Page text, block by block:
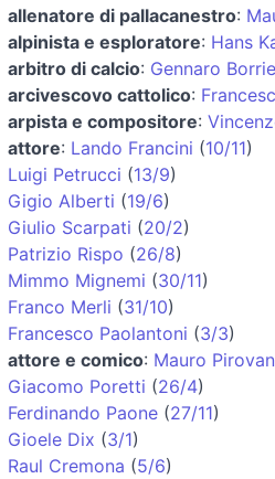
allenatore di pallacanestro:
alpinista e esploratore: Hans
arbitro di calcio: Gennaro
arcivescovo cattolico:
arpista e compositore:
attore: Lando Francini (10/11)
Luigi Petrucci (13/9)
Gigio Alberti (19/6)
Giulio Scarpati (20/2)
Patrizio Rispo (26/8)
Mimmo Mignemi (30/11)
Franco Merli (31/10)
Francesco Paolantoni (3/3)
attore e comico: Mauro
Giacomo Poretti (26/4)
Ferdinando Paone (27/11)
Gioele Dix (3/1)
Raul Cremona (5/6)